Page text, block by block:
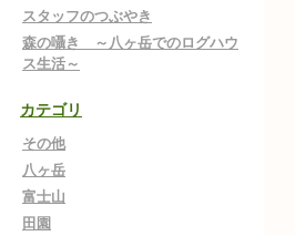
スタッフのつぶやき
森の囁き ～八ヶ岳でのログハウ
ス生活～
カテゴリ
その他
八ヶ岳
富士山
田園